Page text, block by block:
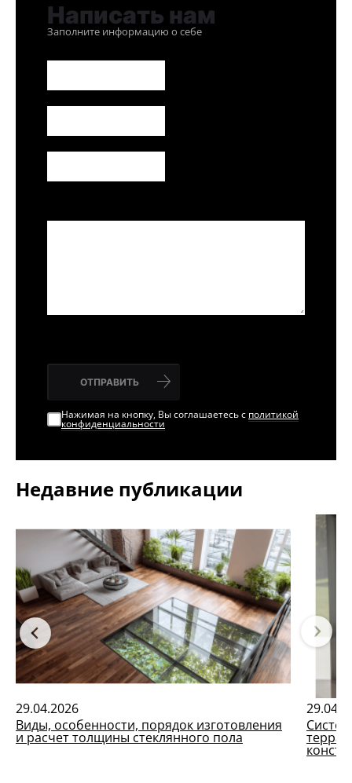
Написать нам
Заполните информацию о себе
ОТПРАВИТЬ
Нажимая на кнопку, Вы соглашаетесь с политикой
конфиденциальности
Недавние публикации
29.04.2026
Виды, особенности, порядок изготовления
и расчет толщины стеклянного пола